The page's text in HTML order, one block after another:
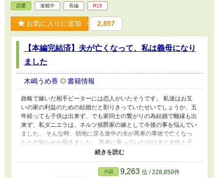
恋愛 連載中 長編 R15
お気に入りに追加 2,857
【本編完結済】夫が亡くなって、私は義母になり
ました
木嶋うめ香 書籍情報
政略で嫁いだ相手ピーターには恋人がいたそうです。 私達はお互
いの家の利益のための結婚だと割りきっていたせいでしょうか、五
年経っても子供は出来ず、でも家同士の繋がりの為結婚で離縁も出
来ず、私ダニエラは、ネルツ侯爵家の嫁として今後の事を悩んでい
ました。 そんな時、領地に戻る途中の夫が馬車の事故で亡くなっ
たとの知らせが届きました。 馬車に乗っていたのは夫と女性と子
供で、助かったのは御者と子供だけだったそうです。 女性と子
敷に連れてこられたロニーと名乗る子供は夫そっくりで、その顔を
小説 9,263 位 / 228,850件